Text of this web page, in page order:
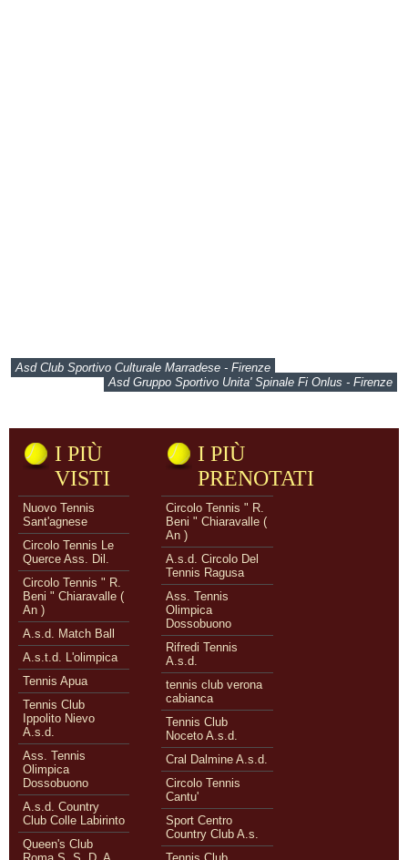
Asd Club Sportivo Culturale Marradese - Firenze
Asd Gruppo Sportivo Unita' Spinale Fi Onlus - Firenze
I PIÙ
VISTI
Nuovo Tennis
Sant'agnese
Circolo Tennis Le
Querce Ass. Dil.
Circolo Tennis " R.
Beni " Chiaravalle (
An )
A.s.d. Match Ball
A.s.t.d. L'olimpica
Tennis Apua
Tennis Club
Ippolito Nievo
A.s.d.
Ass. Tennis
Olimpica
Dossobuono
A.s.d. Country
Club Colle Labirinto
Queen's Club
I PIÙ
PRENOTATI
Circolo Tennis " R.
Beni " Chiaravalle (
An )
A.s.d. Circolo Del
Tennis Ragusa
Ass. Tennis
Olimpica
Dossobuono
Rifredi Tennis
A.s.d.
tennis club verona
cabianca
Tennis Club
Noceto A.s.d.
Cral Dalmine A.s.d.
Circolo Tennis
Cantu'
Sport Centro
Country Club A.s.